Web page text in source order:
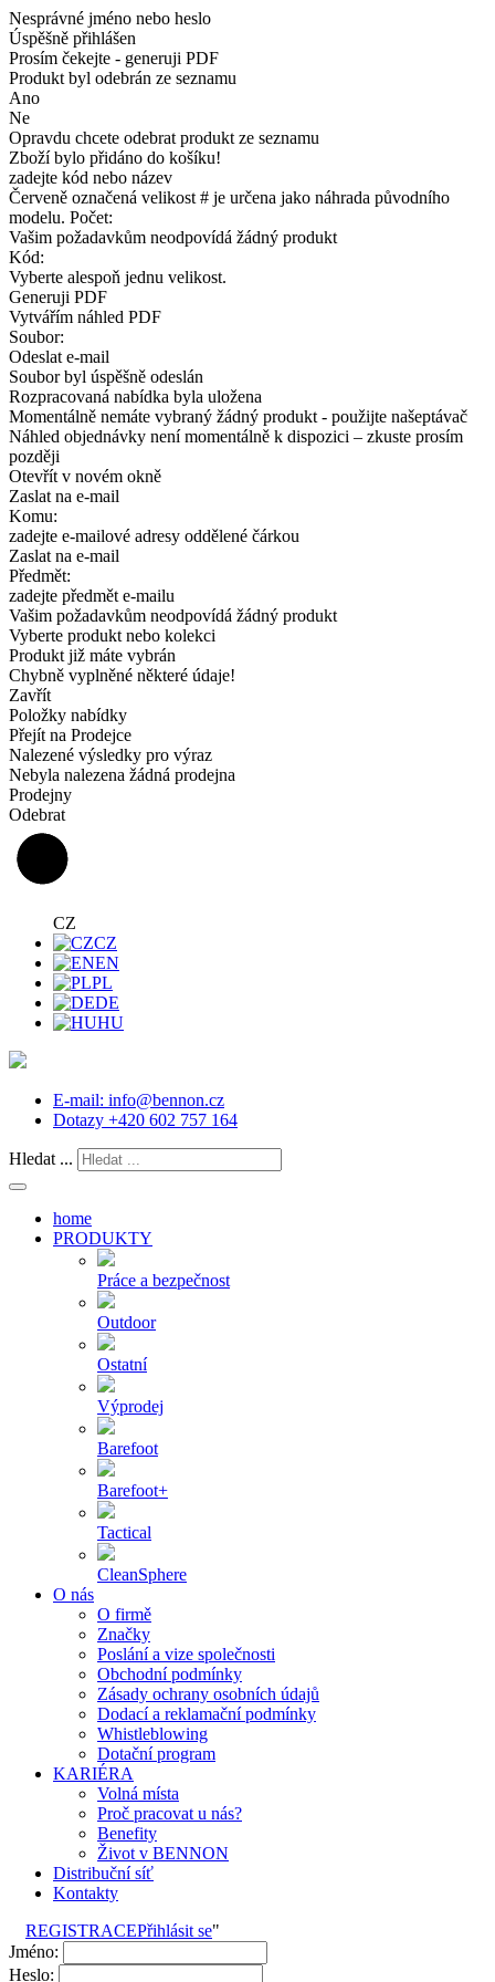
Nesprávné jméno nebo heslo
Úspěšně přihlášen
Prosím čekejte - generuji PDF
Produkt byl odebrán ze seznamu
Ano
Ne
Opravdu chcete odebrat produkt ze seznamu
Zboží bylo přidáno do košíku!
zadejte kód nebo název
Červeně označená velikost # je určena jako náhrada původního
modelu. Počet:
Vašim požadavkům neodpovídá žádný produkt
Kód:
Vyberte alespoň jednu velikost.
Generuji PDF
Vytvářím náhled PDF
Soubor:
Odeslat e-mail
Soubor byl úspěšně odeslán
Rozpracovaná nabídka byla uložena
Momentálně nemáte vybraný žádný produkt - použijte našeptávač
Náhled objednávky není momentálně k dispozici – zkuste prosím
později
Otevřít v novém okně
Zaslat na e-mail
Komu:
zadejte e-mailové adresy oddělené čárkou
Zaslat na e-mail
Předmět:
zadejte předmět e-mailu
Vašim požadavkům neodpovídá žádný produkt
Vyberte produkt nebo kolekci
Produkt již máte vybrán
Chybně vyplněné některé údaje!
Zavřít
Položky nabídky
Přejít na Prodejce
Nalezené výsledky pro výraz
Nebyla nalezena žádná prodejna
Prodejny
Odebrat
CZ
CZ
EN
PL
DE
HU
E-mail: info@bennon.cz
Dotazy +420 602 757 164
Hledat ...
home
PRODUKTY
Práce a bezpečnost
Outdoor
Ostatní
Výprodej
Barefoot
Barefoot+
Tactical
CleanSphere
O nás
O firmě
Značky
Poslání a vize společnosti
Obchodní podmínky
Zásady ochrany osobních údajů
Dodací a reklamační podmínky
Whistleblowing
Dotační program
KARIÉRA
Volná místa
Proč pracovat u nás?
Benefity
Život v BENNON
Distribuční síť
Kontakty
REGISTRACEPřihlásit se"
Jméno:
Heslo: